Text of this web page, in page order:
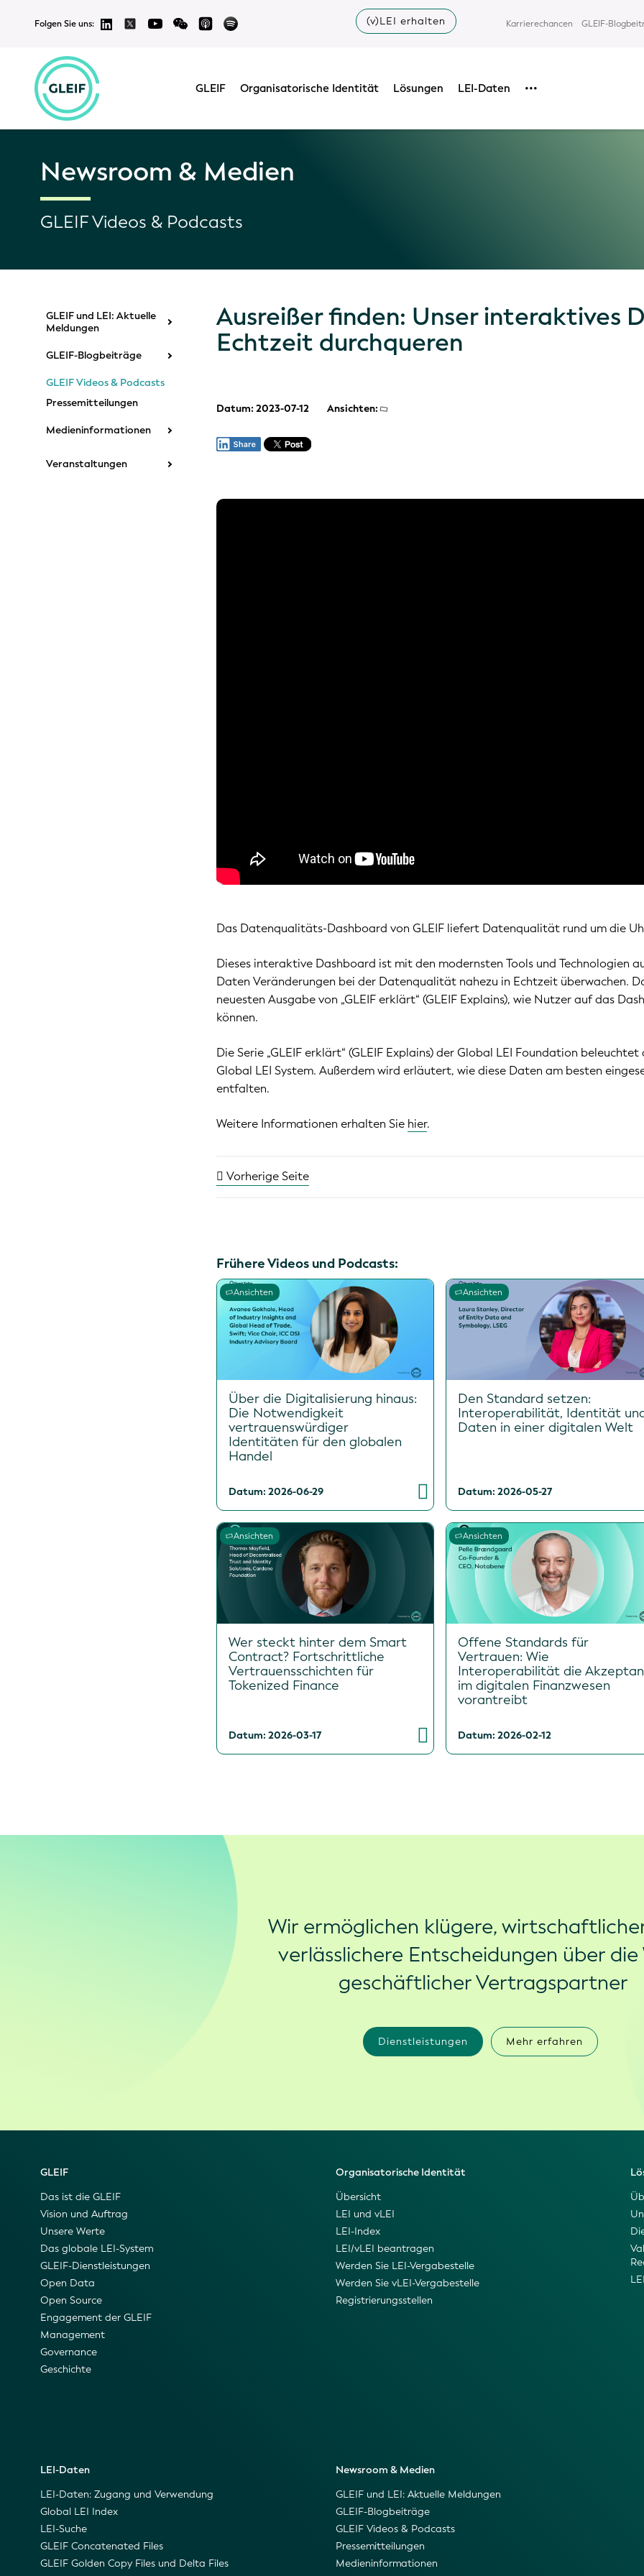
Folgen Sie uns: (v)LEI erhalten Karrierechancen GLEIF-
GLEIF Organisatorische Identität Lösungen LEI-Daten •••
Newsroom & Medien
GLEIF Videos & Podcasts
GLEIF und LEI: Aktuelle
Meldungen
GLEIF-Blogbeiträge
GLEIF Videos & Podcasts
Pressemitteilungen
Medieninformationen
Veranstaltungen
Ausreißer finden: Unser interaktives
Echtzeit durchqueren
Datum: 2023-07-12 Ansichten:
Das Datenqualitäts-Dashboard von GLEIF liefert Datenqualität rund um die
Dieses interaktive Dashboard ist mit den modernsten Tools und Technologien
Daten Veränderungen bei der Datenqualität nahezu in Echtzeit überwachen.
neuesten Ausgabe von „GLEIF erklärt“ (GLEIF Explains), wie Nutzer auf das
können.
Die Serie „GLEIF erklärt“ (GLEIF Explains) der Global LEI Foundation
Global LEI System. Außerdem wird erläutert, wie diese Daten am besten
entfalten.
Weitere Informationen erhalten Sie hier.
Vorherige Seite
Frühere Videos und Podcasts:
Ansichten
Über die Digitalisierung hinaus:
Die Notwendigkeit
vertrauenswürdiger
Identitäten für den globalen
Handel
Datum: 2026-06-29
Ansichten
Den Standard setzen:
Interoperabilität, Identität
Daten in einer digitalen Welt
Datum: 2026-05-27
Ansichten
Wer steckt hinter dem Smart
Contract? Fortschrittliche
Vertrauensschichten für
Tokenized Finance
Datum: 2026-03-17
Ansichten
Offene Standards für
Vertrauen: Wie
Interoperabilität die
im digitalen Finanzwesen
vorantreibt
Datum: 2026-02-12
Wir ermöglichen klügere,
verlässlichere Entscheidungen über die
geschäftlicher Vertragspartner
Dienstleistungen Mehr erfahren
GLEIF
Das ist die GLEIF
Vision und Auftrag
Unsere Werte
Das globale LEI-System
GLEIF-Dienstleistungen
Open Data
Open Source
Engagement der GLEIF
Management
Governance
Geschichte
Organisatorische Identität
Übersicht
LEI und vLEI
LEI-Index
LEI/vLEI beantragen
Werden Sie LEI-Vergabestelle
Werden Sie vLEI-Vergabestelle
Registrierungsstellen
LEI-Daten
LEI-Daten: Zugang und Verwendung
Global LEI Index
LEI-Suche
GLEIF Concatenated Files
GLEIF Golden Copy Files und Delta Files
Newsroom & Medien
GLEIF und LEI: Aktuelle Meldungen
GLEIF-Blogbeiträge
GLEIF Videos & Podcasts
Pressemitteilungen
Medieninformationen